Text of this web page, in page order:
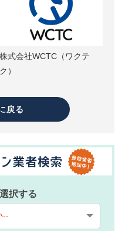
株式会社WCTC（ワクテ
ク）
戻る
択する